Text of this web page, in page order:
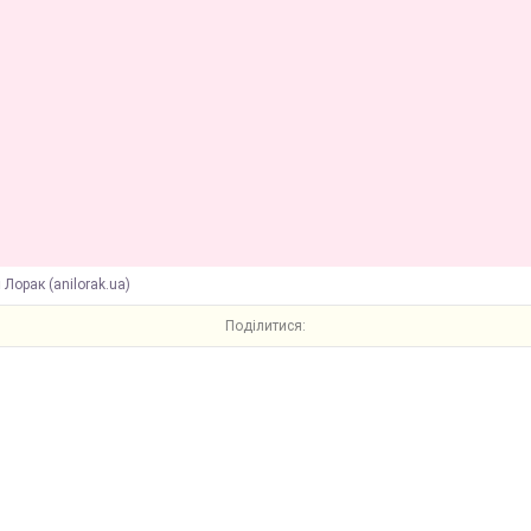
(anilorak.ua)
Поділитися: